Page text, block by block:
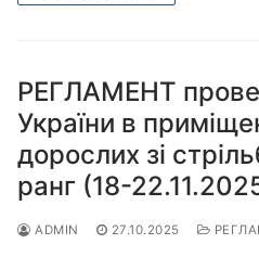
РЕГЛАМЕНТ
України в
дорослих зі
ранг (18-
ADMIN 27.10.2025